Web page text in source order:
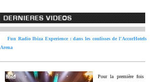
Fun Radio Ibiza Experience : dans les coulisses de l'AccorHotels
Arena
Pour la première fois